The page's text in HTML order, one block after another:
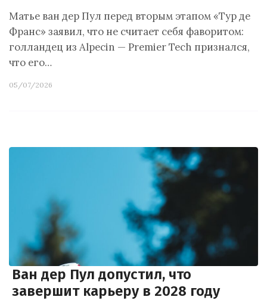
Матье ван дер Пул перед вторым этапом «Тур де
Франс» заявил, что не считает себя фаворитом:
голландец из Alpecin — Premier Tech признался,
что его…
05/07/2026
Ван дер Пул допустил, что
завершит карьеру в 2028 году